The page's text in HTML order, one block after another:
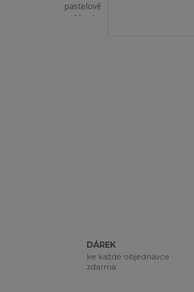
DÁREK
ke každé objednávce
zdarma